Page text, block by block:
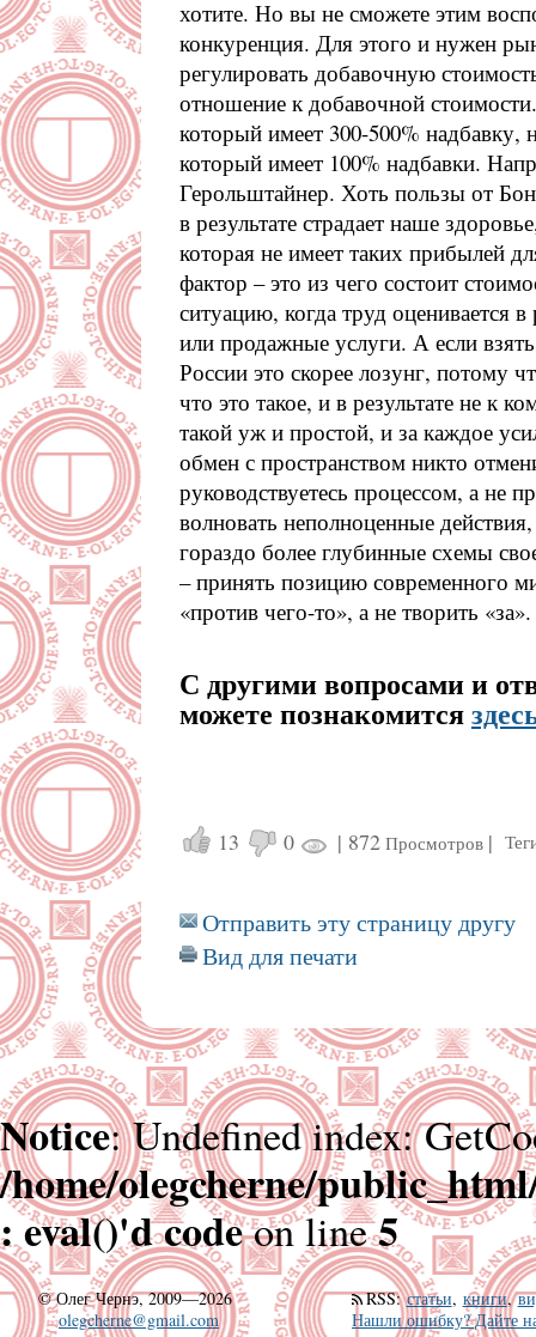
хотите. Но вы не сможете этим
конкуренция. Для этого и нужен
регулировать добавочную
отношение к добавочной
который имеет 300-500% надбавку,
который имеет 100% надбавки.
Герольштайнер. Хоть пользы от
в результате страдает наше
которая не имеет таких прибылей
фактор – это из чего состоит
ситуацию, когда труд оценивается
или продажные услуги. А если
России это скорее лозунг, потому
что это такое, и в результате не к
такой уж и простой, и за каждое
обмен с пространством никто
руководствуетесь процессом, а не
волновать неполноценные
гораздо более глубинные схемы
– принять позицию современного
«против чего-то», а не творить «за».
С другими вопросами и
можете познакомится
13 0 | 872Просмотров |
Отправить эту страницу другу
Вид для печати
Notice: Undefined index:
/home/olegcherne/
: eval()'d codeon line5
©Олег Чернэ, 2009—2026
olegcherne@gmail.com
RSS:статьи, книги,
Нашли ошибку? Дайте